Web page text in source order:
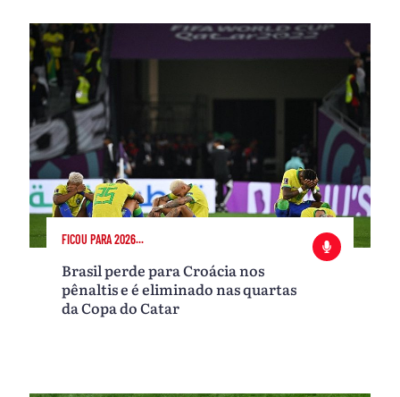
FICOU PARA 2026...
Brasil perde para Croácia nos
pênaltis e é eliminado nas quartas
da Copa do Catar